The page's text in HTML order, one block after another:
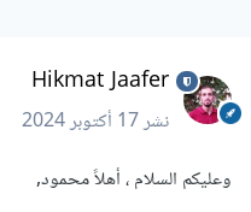
Hikmat Jaafer
نشر17 أكتوبر 2024
وعليكم السلام ، أهلاً محمود,